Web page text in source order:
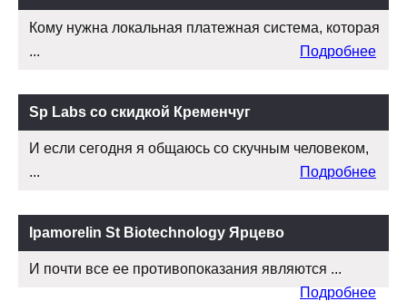
Кому нужна локальная платежная система, которая
...
Подробнее
Sp Labs со скидкой Кременчуг
И если сегодня я общаюсь со скучным человеком,
...
Подробнее
Ipamorelin St Biotechnology Ярцево
И почти все ее противопоказания являются ...
Подробнее